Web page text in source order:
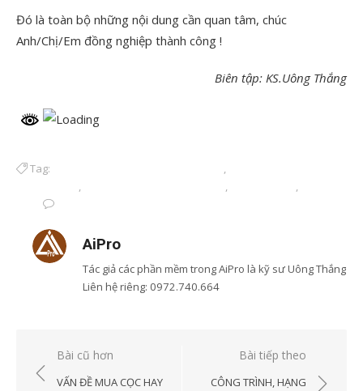
Đó là toàn bộ những nội dung cần quan tâm, chúc
Anh/Chị/Em đồng nghiệp thành công !
Biên tập: KS.Uông Thắng
Tag: ,
, , ,
AiPro
Tác giả các phần mềm trong AiPro là kỹ sư Uông Thắng
Liên hệ riêng: 0972.740.664
Điều
hướng
Bài cũ hơn
VẤN ĐỀ MUA CỌC HAY
Bài tiếp theo
CÔNG TRÌNH, HẠNG